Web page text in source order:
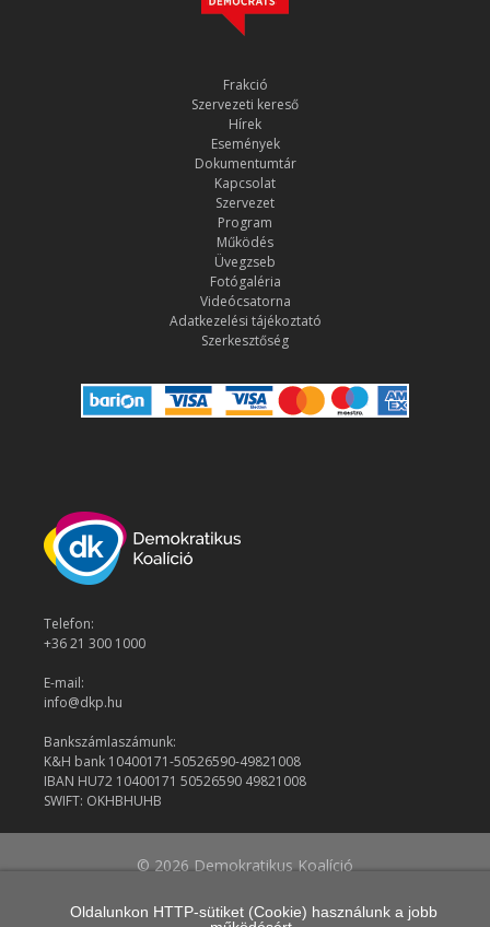
Frakció
Szervezeti kereső
Hírek
Események
Dokumentumtár
Kapcsolat
Szervezet
Program
Működés
Üvegzseb
Fotógaléria
Videócsatorna
Adatkezelési tájékoztató
Szerkesztőség
Telefon:
+36 21 300 1000
E-mail:
info@dkp.hu
Bankszámlaszámunk:
K&H bank 10400171-50526590-49821008
IBAN HU72 10400171 50526590 49821008
SWIFT: OKHBHUHB
© 2026 Demokratikus Koalíció
Oldalunkon HTTP-sütiket (Cookie) használunk a jobb